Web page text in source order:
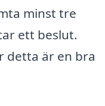
minst tre
ett beslut.
detta är en bra